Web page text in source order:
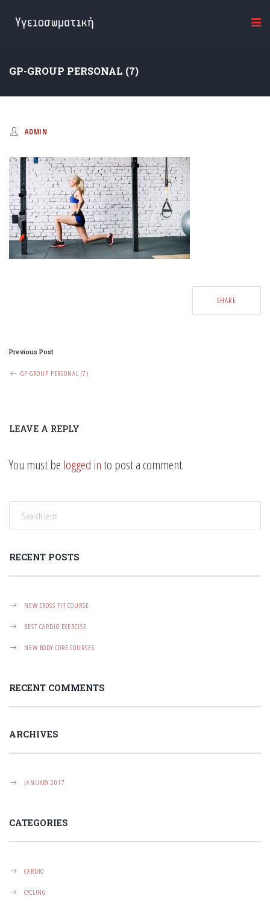
GP-GROUP PERSONAL (7)
ADMIN
SHARE
P
O
N
V
G
A
I
O
N
Previous Post
GP-GROUP PERSONAL (7)
LEAVE A REPLY
You must be logged in to post a comment.
RECENT POSTS
NEW CROSS FIT COURSE
BEST CARDIO EXERCISE
NEW BODY CORE COURSES
RECENT COMMENTS
ARCHIVES
JANUARY 2017
CATEGORIES
CARDIO
CYCLING